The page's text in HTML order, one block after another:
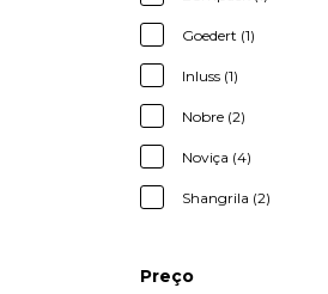
Goedert (1)
Inluss (1)
Nobre (2)
Noviça (4)
Shangrila (2)
Preço